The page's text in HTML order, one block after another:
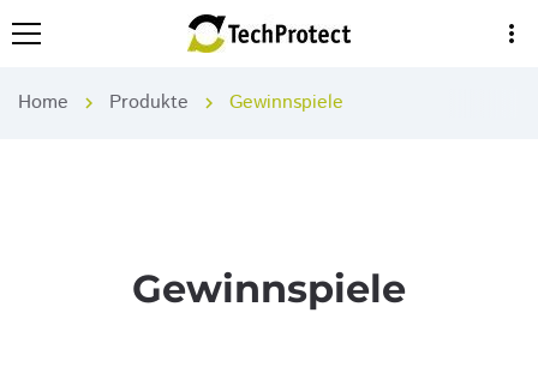
more_vert
Home chevron_right Produkte chevron_right Gewinnspiele
Gewinnspiele